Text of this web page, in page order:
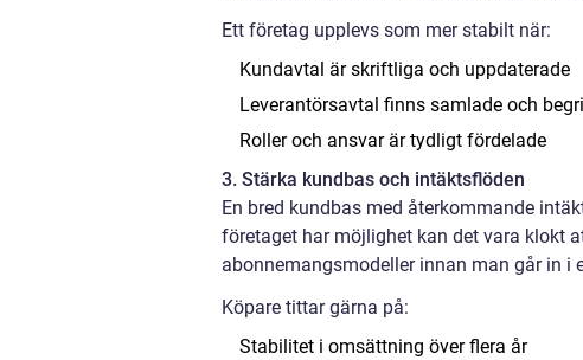
Ett företag upplevs som mer stabilt när:
Kundavtal är skriftliga och uppdaterade
Leverantörsavtal finns samlade och
Roller och ansvar är tydligt fördelade
3. Stärka kundbas och intäktsflöden
En bred kundbas med återkommande
företaget har möjlighet kan det vara klokt
abonnemangsmodeller innan man går in i
Köpare tittar gärna på:
Stabilitet i omsättning över flera år